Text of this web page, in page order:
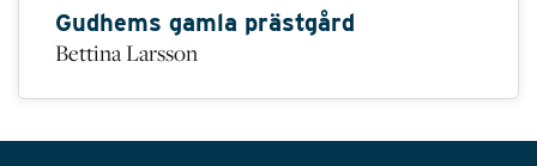
Gudhems gamla prästgård
Bettina Larsson